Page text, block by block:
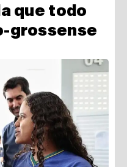
que todo
grossense